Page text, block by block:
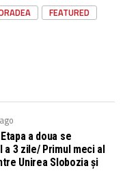
FEATURED
a doua se
a 3 zile/ Primul meci al
Unirea Slobozia și